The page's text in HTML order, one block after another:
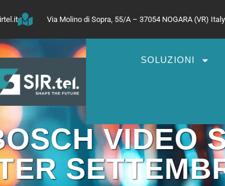
Via Molino di Sopra, 55/A – 37054 NOGARA (VR) Italy
SOLUZIONI
VIDEO